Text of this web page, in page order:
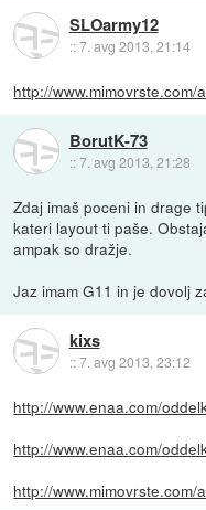
SLOarmy12
::7. avg 2013, 21:14
http://www.mimovrste.com/
BorutK-73
::7. avg 2013, 21:28
Zdaj imaš poceni in drage
kateri layout ti paše.
ampak so dražje.
Jaz imam G11 in je dovolj
kixs
::7. avg 2013, 23:12
http://www.enaa.com/
http://www.enaa.com/
http://www.mimovrste.com/